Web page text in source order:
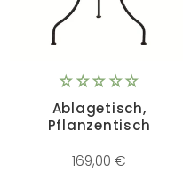
Ablagetisch,
Pflanzentisch
169,00 €